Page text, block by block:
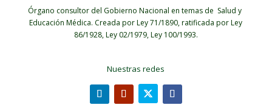
Órgano consultor del Gobierno Nacional en temas de Salud y
Educación Médica. Creada por Ley 71/1890, ratificada por Ley
86/1928, Ley 02/1979, Ley 100/1993.
Nuestras redes